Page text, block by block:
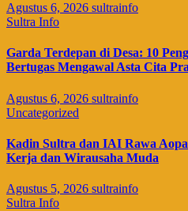
Agustus 6, 2026 sultrainfo
Sultra Info
Garda Terdepan di Desa: 10
Bertugas Mengawal Asta Cita
Agustus 6, 2026 sultrainfo
Uncategorized
Kadin Sultra dan IAI Rawa
Kerja dan Wirausaha Muda
Agustus 5, 2026 sultrainfo
Sultra Info